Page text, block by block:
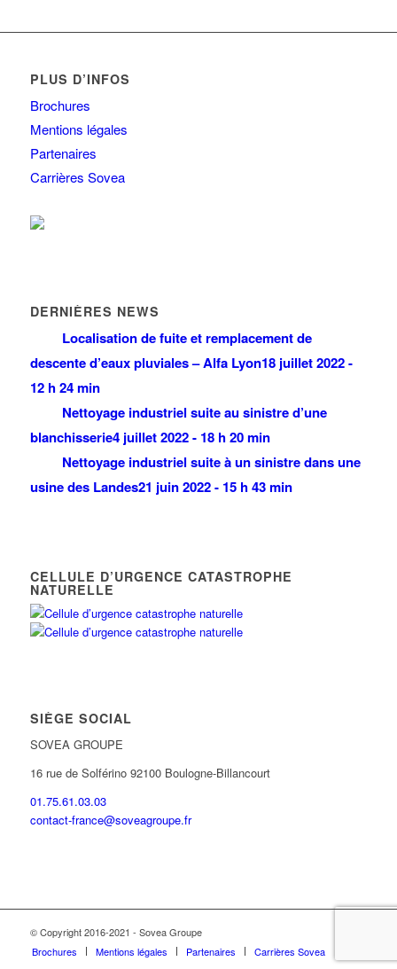
PLUS D’INFOS
Brochures
Mentions légales
Partenaires
Carrières Sovea
DERNIÈRES NEWS
Localisation de fuite et remplacement de
descente d’eaux pluviales – Alfa Lyon18 juillet 2022 -
12 h 24 min
Nettoyage industriel suite au sinistre d’une
blanchisserie4 juillet 2022 - 18 h 20 min
Nettoyage industriel suite à un sinistre dans une
usine des Landes21 juin 2022 - 15 h 43 min
CELLULE D’URGENCE CATASTROPHE
NATURELLE
SIÈGE SOCIAL
SOVEA GROUPE
16 rue de Solférino 92100 Boulogne-Billancourt
01.75.61.03.03
contact-france@soveagroupe.fr
© Copyright 2016-2021 - Sovea Groupe
Brochures
Mentions légales Partenaires Carrières Sovea